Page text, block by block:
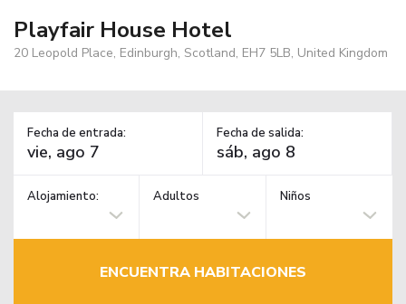
Playfair House Hotel
20 Leopold Place, Edinburgh, Scotland, EH7 5LB, United Kingdom
Fecha de entrada: Fecha de salida:
Alojamiento: Adultos Niños
ENCUENTRA HABITACIONES